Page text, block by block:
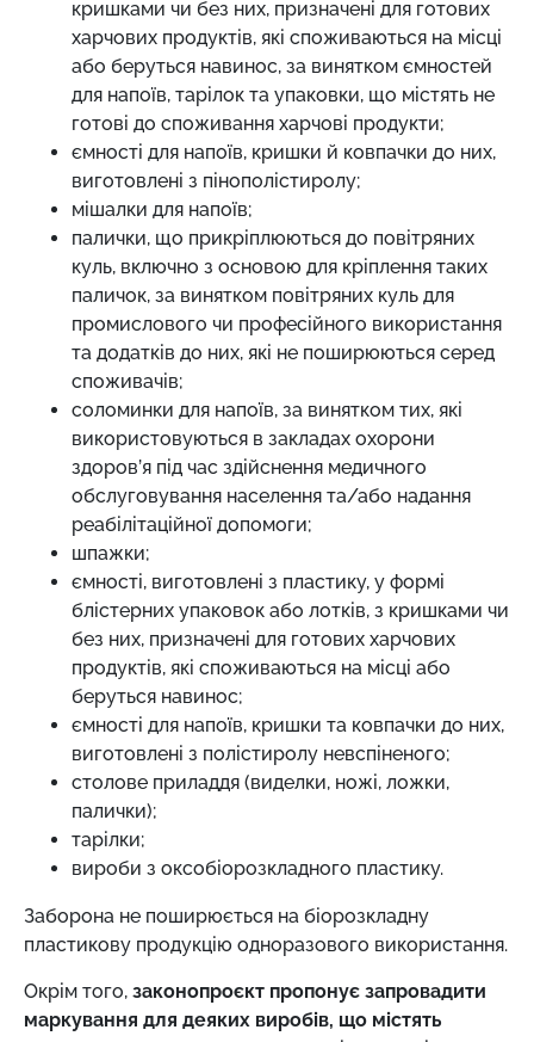
кришками чи без них, призначені для готових
харчових продуктів, які споживаються на місці
або беруться навинос, за винятком ємностей
для напоїв, тарілок та упаковки, що містять не
готові до споживання харчові продукти;
ємності для напоїв, кришки й ковпачки до них,
виготовлені з пінополістиролу;
мішалки для напоїв;
палички, що прикріплюються до повітряних
куль, включно з основою для кріплення таких
паличок, за винятком повітряних куль для
промислового чи професійного використання
та додатків до них, які не поширюються серед
споживачів;
соломинки для напоїв, за винятком тих, які
використовуються в закладах охорони
здоров’я під час здійснення медичного
обслуговування населення та/або надання
реабілітаційної допомоги;
шпажки;
ємності, виготовлені з пластику, у формі
блістерних упаковок або лотків, з кришками чи
без них, призначені для готових харчових
продуктів, які споживаються на місці або
беруться навинос;
ємності для напоїв, кришки та ковпачки до них,
виготовлені з полістиролу невспіненого;
столове приладдя (виделки, ножі, ложки,
палички);
тарілки;
вироби з оксобіорозкладного пластику.
Заборона не поширюється на біорозкладну
пластикову продукцію одноразового використання.
Окрім того, законопроєкт пропонує запровадити
маркування для деяких виробів, що містять